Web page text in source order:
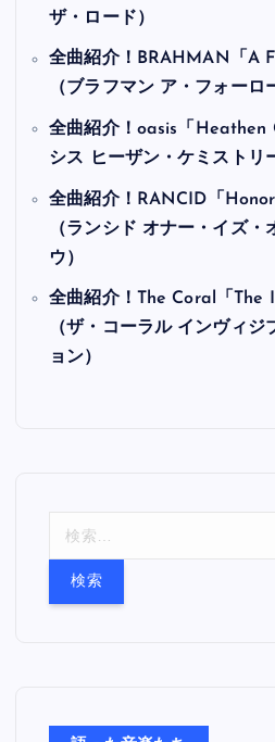
ザ・ロード）
全曲紹介！BRAHMAN「A
（ブラフマン ア・フォーロ
全曲紹介！oasis「Heathen
シス ヒーザン・ケミストリ
全曲紹介！RANCID「
（ランシド オナー・イズ・
ウ）
全曲紹介！The Coral「The
（ザ・コーラル インヴィジ
ョン）
索